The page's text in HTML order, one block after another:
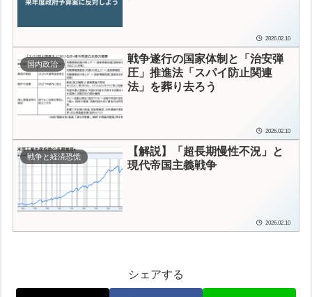
2026.02.10
国内政治
戦争遂行の国家体制と「治安弾
圧」推進法「スパイ防止関連
法」を葬り去ろう
2026.02.10
戦争と経済恐慌
【解説】「超長期慢性不況」と
現代帝国主義戦争
2026.02.10
シェアする